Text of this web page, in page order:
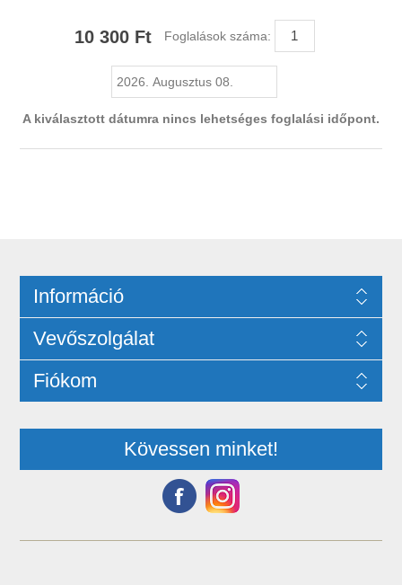
10 300 Ft Foglalások száma:
A kiválasztott dátumra nincs lehetséges foglalási időpont.
Információ
Vevőszolgálat
Fiókom
Kövessen minket!